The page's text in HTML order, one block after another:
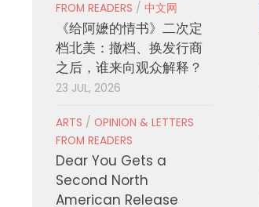
FROM READERS / 中文网
《给阿嬷的情书》二次定
档北美：撤档、换发行商
之后，谁来向观众解释？
23 JUL, 2026
ARTS / OPINION & LETTERS
FROM READERS
Dear You Gets a
Second North
American Release